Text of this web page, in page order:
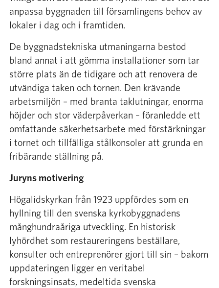
anpassa byggnaden till församlingens behov av
lokaler i dag och i framtiden.
De byggnadstekniska utmaningarna bestod
bland annat i att gömma installationer som tar
större plats än de tidigare och att renovera de
utvändiga taken och tornen. Den krävande
arbetsmiljön – med branta taklutningar, enorma
höjder och stor väderpåverkan – föranledde ett
omfattande säkerhetsarbete med förstärkningar
i tornet och tillfälliga stålkonsoler att grunda en
fribärande ställning på.
Juryns motivering
Högalidskyrkan från 1923 uppfördes som en
hyllning till den svenska kyrkobyggnadens
månghundraåriga utveckling. En historisk
lyhördhet som restaureringens beställare,
konsulter och entreprenörer gjort till sin – bakom
uppdateringen ligger en veritabel
forskningsinsats, medeltida svenska